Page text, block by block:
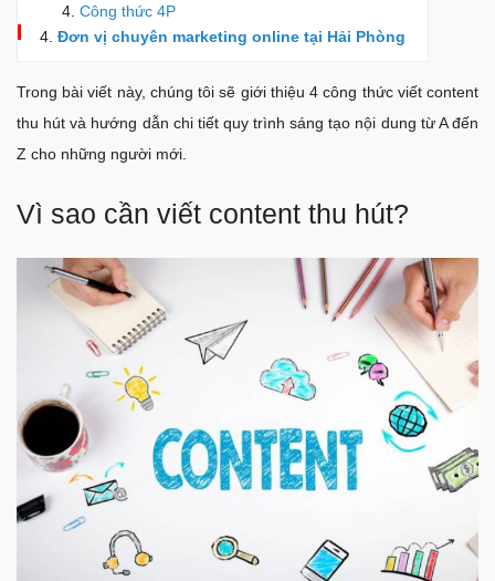
Công thức 4P
Đơn vị chuyên marketing online tại Hải Phòng
Trong bài viết này, chúng tôi sẽ giới thiệu 4 công thức viết content
thu hút và hướng dẫn chi tiết quy trình sáng tạo nội dung từ A đến
Z cho những người mới.
Vì sao cần viết content thu hút?